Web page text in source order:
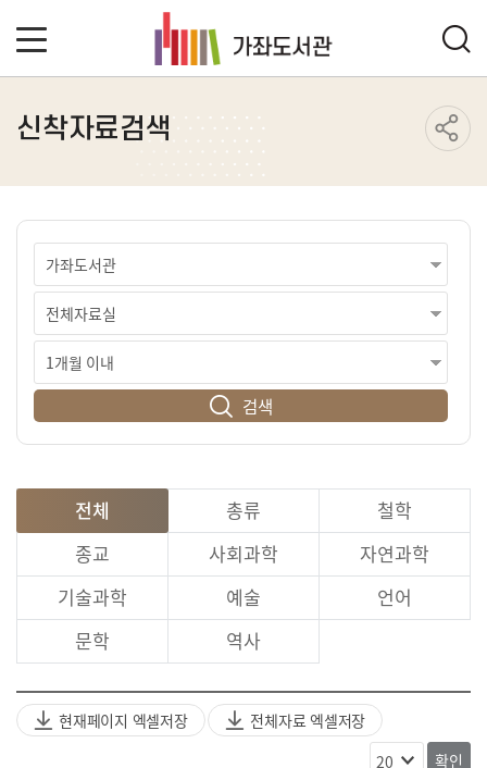
신착자료검색
검색
전체 총류
철학
종교
사회과학
자연과학
기술과학
예술
언어
문학
역사
현재페이지 엑셀저장
전체자료 엑셀저장
확인